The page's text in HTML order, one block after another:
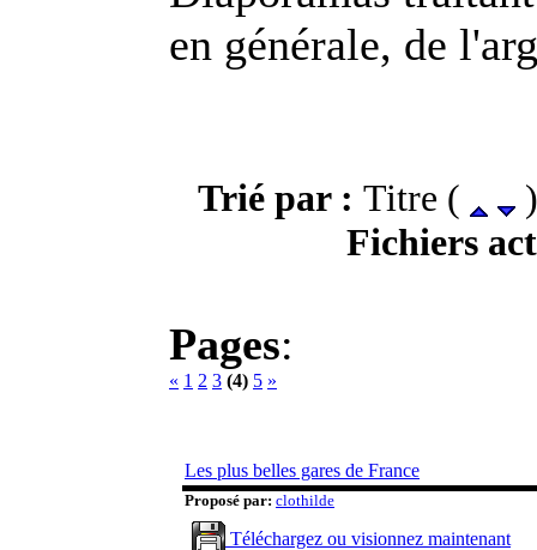
en générale, de
Trié par : Titre (
Fichiers
Pages:
« 1 2 3 (4) 5 »
Les plus belles gares de France
Proposé par: clothilde
Téléchargez ou visionnez maintenant